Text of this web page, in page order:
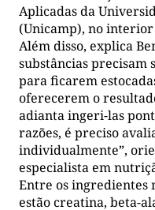
Aplicadas da
(Unicamp), no interior
Além disso, explica
substâncias precisam
para ficarem
oferecerem o
adianta ingeri-las
razões, é preciso
individualmente”,
especialista em
Entre os ingredientes
estão creatina, beta-